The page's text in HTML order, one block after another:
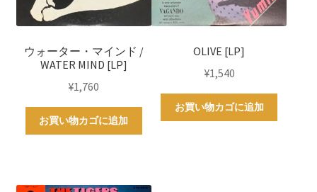
ウォーター・マインド /
WATER MIND [LP]
¥1,760
お買い物カゴに追加
OLIVE [LP]
¥1,540
お買い物カゴに追加